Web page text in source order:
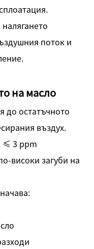
поток и
на масло
до остатъчното
въздух.
≤ 3 ppm
високи загуби на